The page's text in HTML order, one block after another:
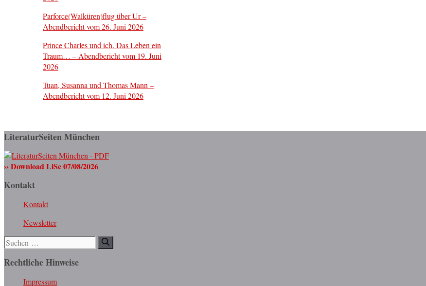
Parforce(Walküren)flug über Ur –
Abendbericht vom 26. Juni 2026
Prince Charles und ich. Das Leben ein
Traum… – Abendbericht vom 19. Juni
2026
Tuan, Susanna und Thomas Mann –
Abendbericht vom 12. Juni 2026
LiteraturSeiten München
›› Download LiSe 07/08/2026
Kontakt
Kontakt
Newsletter
Suchen
nach:
Rechtliche Hinweise
Impressum